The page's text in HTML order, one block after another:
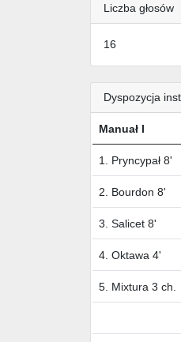
Liczba głosów
16
Dyspozycja
Manuał I
1. Pryncypał 8'
2. Bourdon 8'
3. Salicet 8'
4. Oktawa 4'
5. Mixtura 3 ch.